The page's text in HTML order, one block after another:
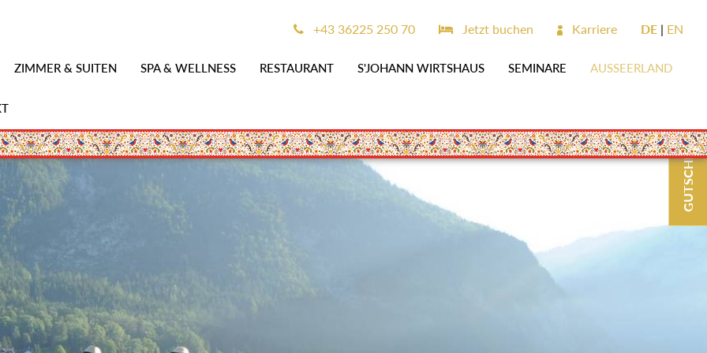
ZIMMER & SUITEN SPA & WELLNESS RESTAURANT S'JOHANN WIRTSHAUS SEMINARE AUSSEERLAND
+43 36225 250 70 Jetzt buchen Karriere DE EN
GUTSCHEINE